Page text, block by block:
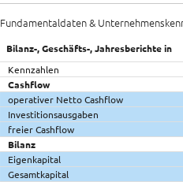
Fundamentaldaten &
Bilanz-, Geschäfts-, Jahresberichte in
Kennzahlen
Cashflow
operativer Netto Cashflow
Investitionsausgaben
freier Cashflow
Bilanz
Eigenkapital
Gesamtkapital